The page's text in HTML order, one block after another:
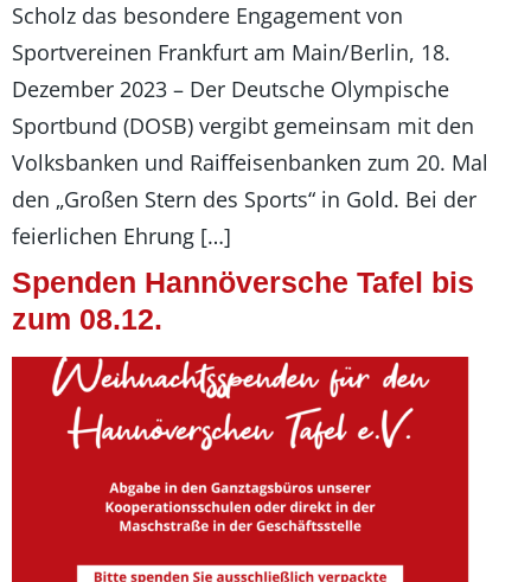
Scholz das besondere Engagement von
Sportvereinen Frankfurt am Main/Berlin, 18.
Dezember 2023 – Der Deutsche Olympische
Sportbund (DOSB) vergibt gemeinsam mit den
Volksbanken und Raiffeisenbanken zum 20. Mal
den „Großen Stern des Sports“ in Gold. Bei der
feierlichen Ehrung […]
Spenden Hannöversche Tafel bis
zum 08.12.